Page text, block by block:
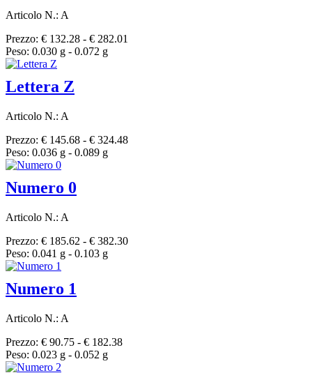
Articolo N.: A
Prezzo: € 132.28 - € 282.01
Peso: 0.030 g - 0.072 g
Lettera Z
Articolo N.: A
Prezzo: € 145.68 - € 324.48
Peso: 0.036 g - 0.089 g
Numero 0
Articolo N.: A
Prezzo: € 185.62 - € 382.30
Peso: 0.041 g - 0.103 g
Numero 1
Articolo N.: A
Prezzo: € 90.75 - € 182.38
Peso: 0.023 g - 0.052 g